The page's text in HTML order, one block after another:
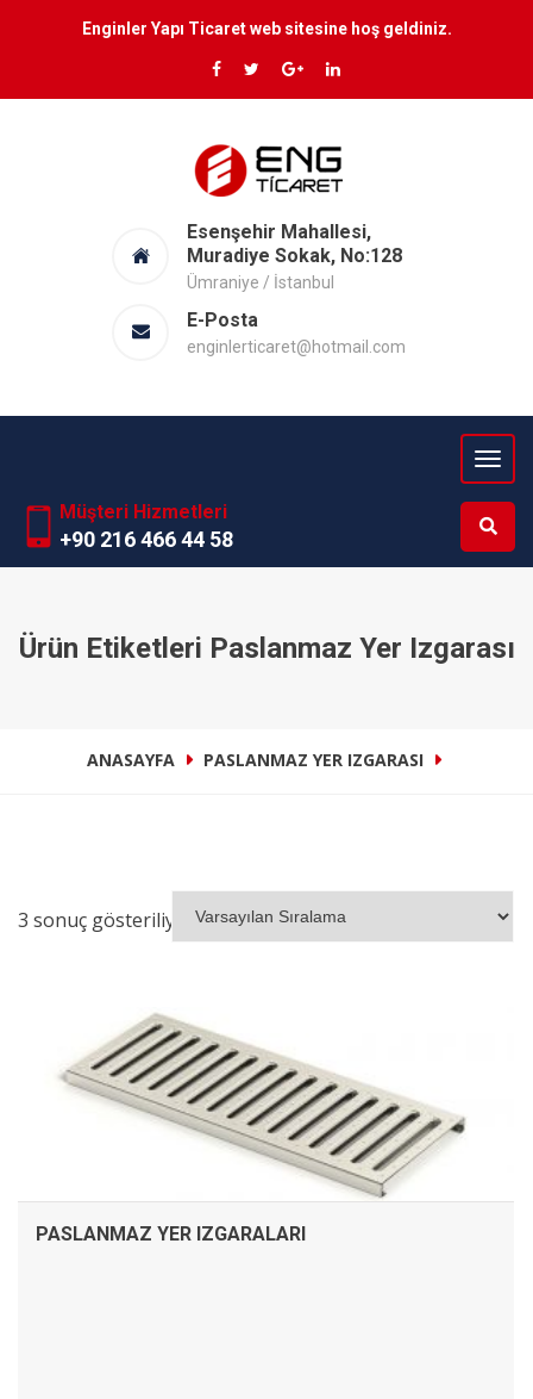
Enginler Yapı Ticaret web sitesine hoş geldiniz.
Esenşehir Mahallesi,
Muradiye Sokak, No:128
Ümraniye / İstanbul
E-Posta
enginlerticaret@hotmail.com
Müşteri Hizmetleri
+90 216 466 44 58
Ürün Etiketleri Paslanmaz Yer Izgarası
ANASAYFA PASLANMAZ YER IZGARASI
3 sonuç gösteriliyor
PASLANMAZ YER IZGARALARI